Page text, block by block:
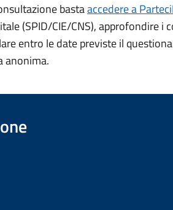
bastaaccedere a
(SPID/CIE/CNS), approfondire i
entro le date previste il
anonima.